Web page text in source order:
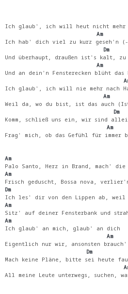
Ich glaub', ich will heut nicht mehr
                           Am
Ich hab' dich viel zu kurz geseh'n
                             Dm
Und überhaupt, draußen ist's kalt,
                           Am
Und an dein'n Fensterecken blüht das
Ich glaub', ich will nie mehr nach
                             Am
Weil da, wo du bist, ist das auch
                                Dm
Komm, schließ uns ein, wir sind
                              Am
Frag' mich, ob das Gefühl für immer
Am
Palo Santo, Herz in Brand, mach' die
Am
Frisch geduscht, Bossa nova,
Dm
Ich les' dir von den Lippen ab, weil
Am
Sitz' auf deiner Fensterbank und
Am
Ich glaub' an mich, glaub' an dich
                              Am
Eigentlich nur wir, ansonsten
                        Dm
Mach keine Pläne, bitte sei heute
All meine Leute unterwegs, suchen,